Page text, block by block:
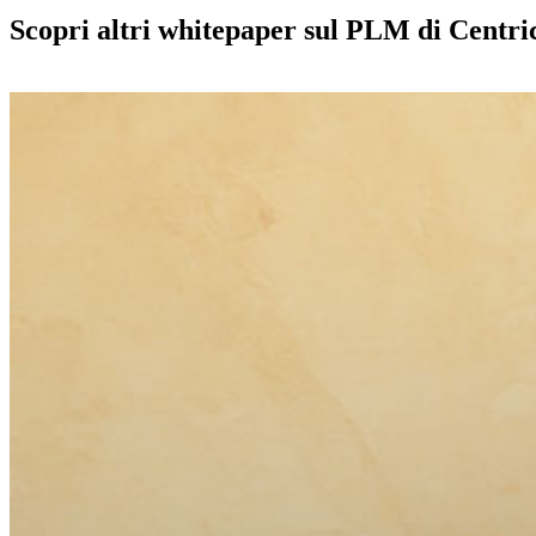
Scopri altri whitepaper sul PLM di